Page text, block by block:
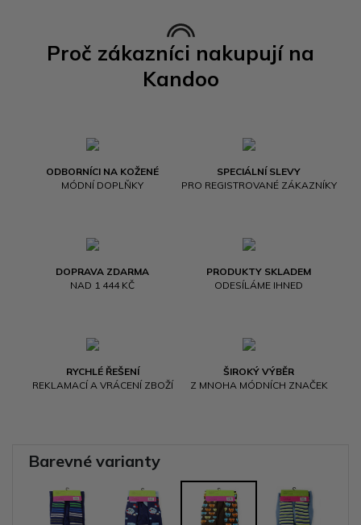
Proč zákazníci nakupují na
Kandoo
ODBORNÍCI NA KOŽENÉ
MÓDNÍ DOPLŇKY
SPECIÁLNÍ SLEVY
PRO REGISTROVANÉ ZÁKAZNÍKY
DOPRAVA ZDARMA
NAD 1 444 KČ
PRODUKTY SKLADEM
ODESÍLÁME IHNED
RYCHLÉ ŘEŠENÍ
REKLAMACÍ A VRÁCENÍ ZBOŽÍ
ŠIROKÝ VÝBĚR
Z MNOHA MÓDNÍCH ZNAČEK
Barevné varianty